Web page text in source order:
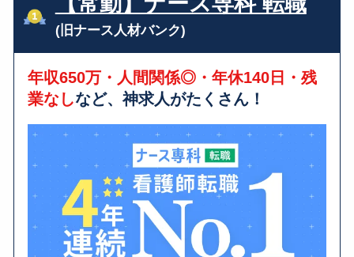
(旧ナース人材バンク)
年収650万・人間関係◎・年休140日・残
業なしなど、神求人がたくさん！